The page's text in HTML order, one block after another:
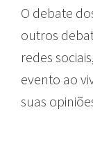
O debate
outros
redes
evento ao
suas